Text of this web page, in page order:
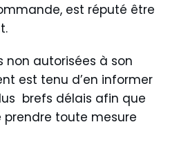
est réputé être
non autorisées à son
est tenu d’en informer
brefs délais afin que
toute mesure